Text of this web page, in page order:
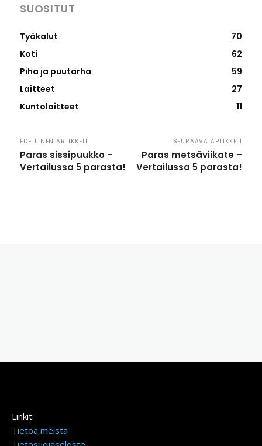
SUOSITUT
Työkalut
70
Koti
62
Piha ja puutarha
59
Laitteet
27
Kuntolaitteet
11
EDELLINEN ARTIKKELI
Paras sissipuukko –
Vertailussa 5 parasta!
SEURAAVA ARTIKKELI
Paras metsäviikate –
Vertailussa 5 parasta!
Linkit:
Tietoa meistä